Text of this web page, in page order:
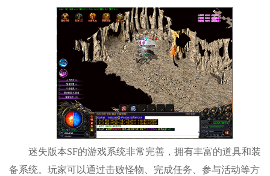
迷失版本SF的游戏系统非常完善，拥有丰富的道具和装
备系统。玩家可以通过击败怪物、完成任务、参与活动等方